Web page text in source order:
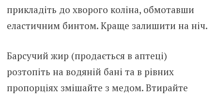
прикладіть до хворого коліна, обмотавши
еластичним бинтом. Краще залишити на ніч.
Барсучий жир (продається в аптеці)
розтопіть на водяній бані та в рівних
пропорціях змішайте з медом. Втирайте